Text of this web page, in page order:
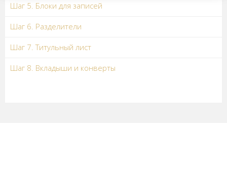
Шаг 5. Блоки для записей
Шаг 6. Разделители
Шаг 7. Титульный лист
Шаг 8. Вкладыши и конверты